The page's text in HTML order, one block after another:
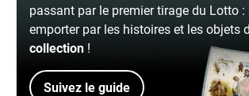
passant par le premier tirage du Lotto
emporter par les histoires et les objets
collection !
Suivez le guide